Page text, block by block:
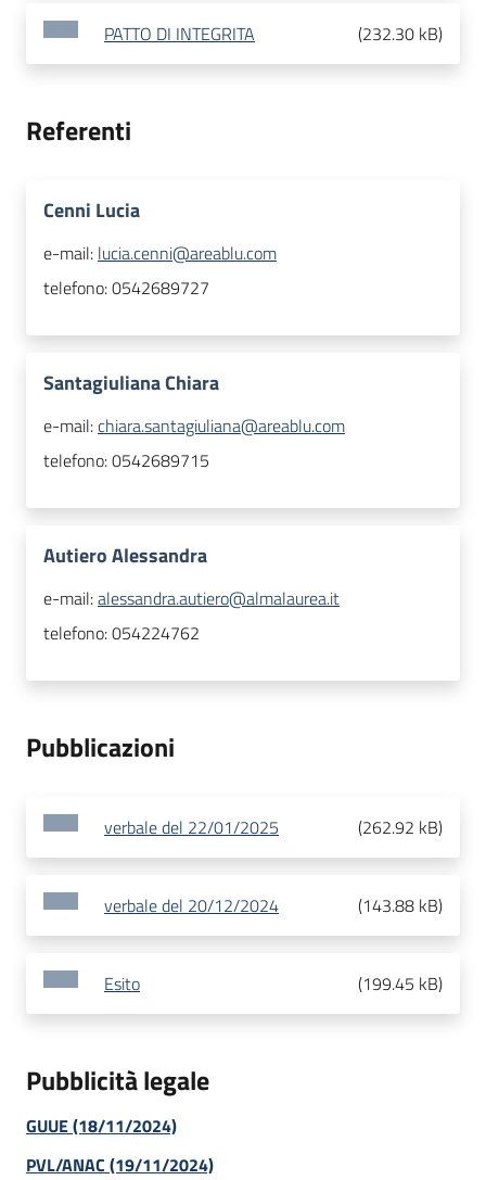
PATTO DI INTEGRITA (232.30 kB)
Referenti
Cenni Lucia
e-mail: lucia.cenni@areablu.com
telefono:0542689727
Santagiuliana Chiara
e-mail:chiara.santagiuliana@areablu.com
telefono:0542689715
Autiero Alessandra
e-mail:alessandra.autiero@almalaurea.it
telefono:054224762
Pubblicazioni
verbale del 22/01/2025 (262.92 kB)
verbale del 20/12/2024 (143.88 kB)
Esito (199.45 kB)
Pubblicità legale
GUUE (18/11/2024)
PVL/ANAC (19/11/2024)